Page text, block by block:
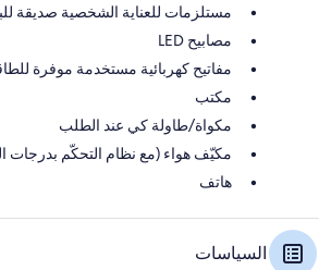
مستلزمات للعناية الشخصية صديقة
مصابيح LED
مفاتيح كهربائية مستخدمة موفرة
مكتب
مكواة/طاولة كي عند الطلب
مكيّف هواء (مع نظام التحكّم بدرجات
هاتف
السياسات